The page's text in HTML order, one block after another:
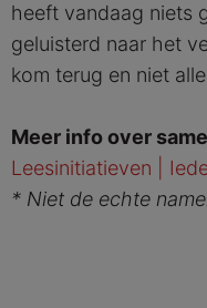
heeft vandaag niets
geluisterd naar het
kom terug en niet
Meer info over
Leesinitiatieven |
* Niet de echte